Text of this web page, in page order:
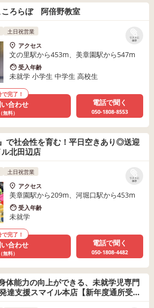
ころらぼ 阿倍野教室
リストに
保存
土日祝営業
アクセス
文の里駅から453m、美章園駅から547m
受入年齢
未就学 小学生 中学生 高校生
で完了！
合わせ
（無料）
電話で聞く
050-1808-8553
で社会性を育む！平日空きあり◎送迎
北田辺店
リストに
保存
土日祝営業
アクセス
美章園駅から209m、河堀口駅から453m
受入年齢
未就学
で完了！
合わせ
（無料）
電話で聞く
050-1808-4482
体能力の向上ができる、未就学児専門
達支援スマイル本店【新年度通所受付